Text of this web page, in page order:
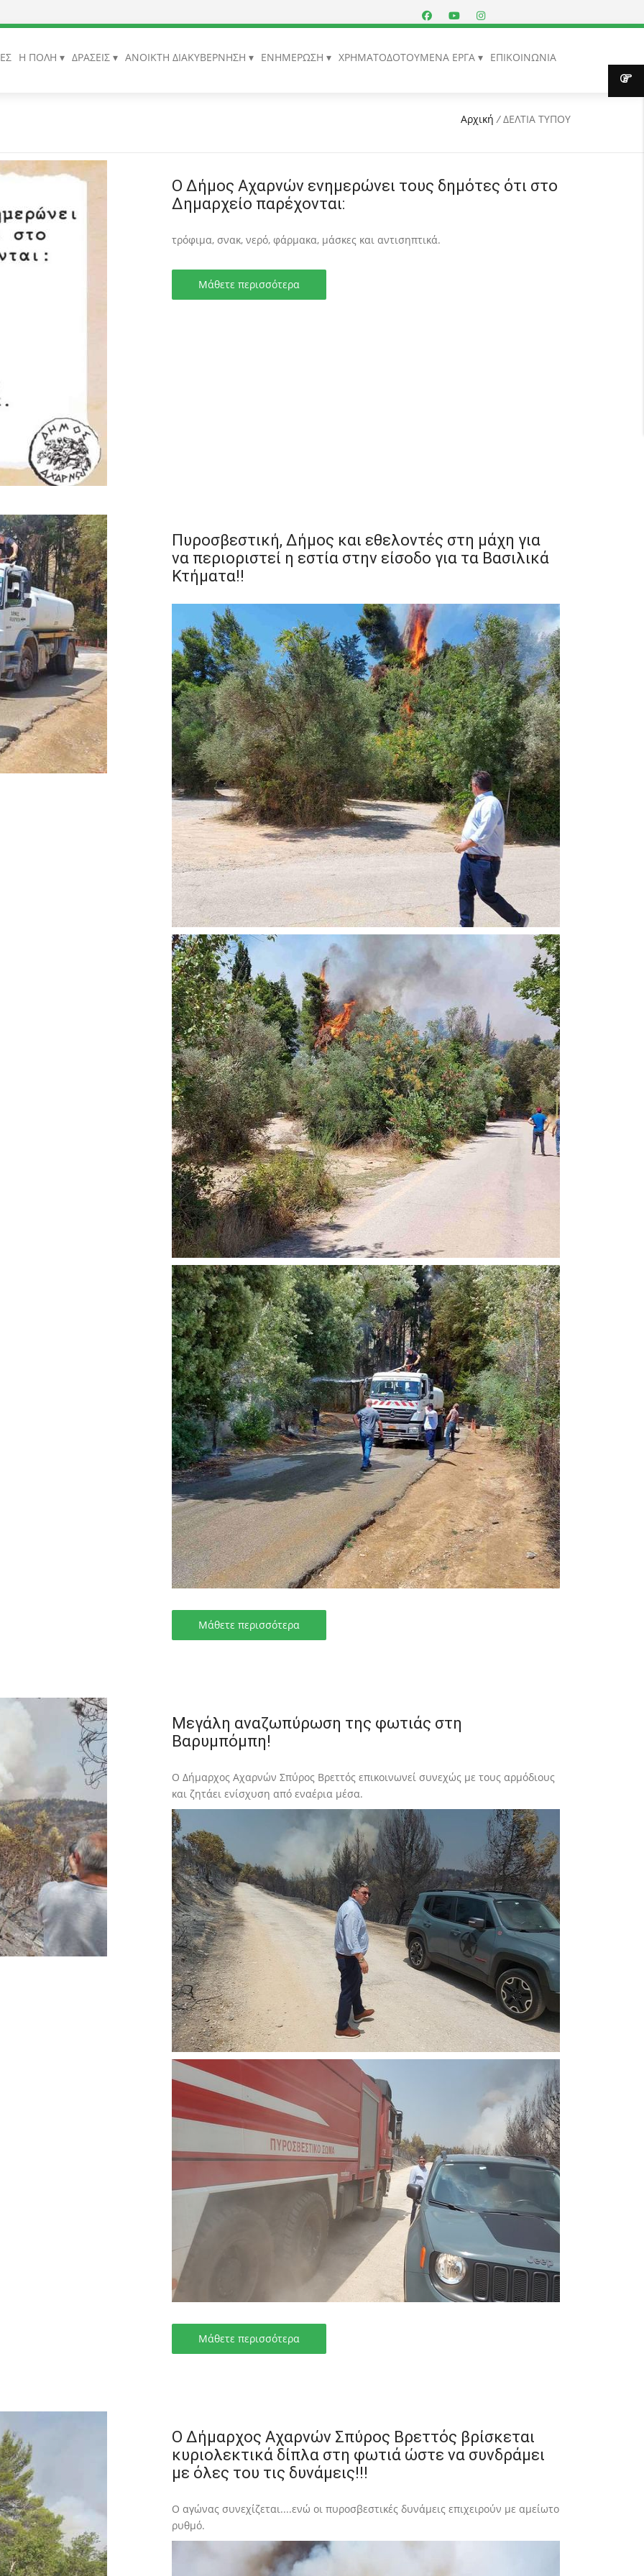
Η ΠΟΛΗ ΔΡΑΣΕΙΣ ΑΝΟΙΚΤΗ ΔΙΑΚΥΒΕΡΝΗΣΗ ΕΝΗΜΕΡΩΣΗ ΧΡΗΜΑΤΟΔΟΤΟΥΜΕΝΑ ΕΡΓΑ ΕΠΙΚΟΙΝΩΝΙΑ
Αρχική /ΔΕΛΤΙΑ ΤΥΠΟΥ
Ο Δήμος Αχαρνών ενημερώνει τους δημότες ότι στο
Δημαρχείο παρέχονται:
τρόφιμα, σνακ, νερό, φάρμακα, μάσκες και αντισηπτικά.
Μάθετε περισσότερα
Πυροσβεστική, Δήμος και εθελοντές στη μάχη για
να περιοριστεί η εστία στην είσοδο για τα Βασιλικά
Κτήματα!!
Μάθετε περισσότερα
Μεγάλη αναζωπύρωση της φωτιάς στη
Βαρυμπόμπη!
Ο Δήμαρχος Αχαρνών Σπύρος Βρεττός επικοινωνεί συνεχώς με τους αρμόδιους
και ζητάει ενίσχυση από εναέρια μέσα.
Μάθετε περισσότερα
Ο Δήμαρχος Αχαρνών Σπύρος Βρεττός βρίσκεται
κυριολεκτικά δίπλα στη φωτιά ώστε να συνδράμει
με όλες του τις δυνάμεις!!!
Ο αγώνας συνεχίζεται....ενώ οι πυροσβεστικές δυνάμεις επιχειρούν με αμείωτο
ρυθμό.